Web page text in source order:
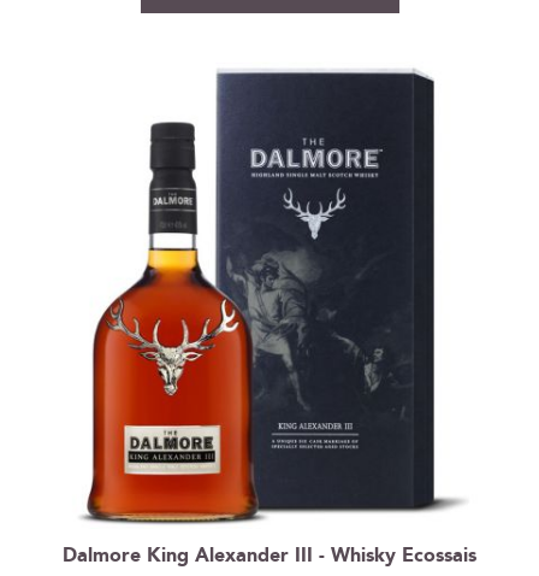
Dalmore King Alexander III - Whisky Ecossais